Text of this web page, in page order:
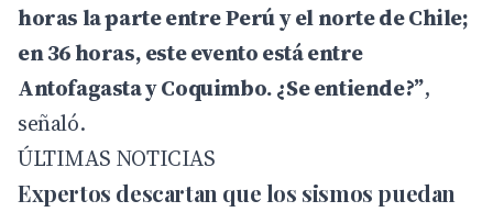
horas la parte entre Perú y el norte de Chile;
en 36 horas, este evento está entre
Antofagasta y Coquimbo. ¿Se entiende?”,
señaló.
ÚLTIMAS NOTICIAS
Expertos descartan que los sismos puedan